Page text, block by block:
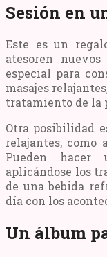
Sesión en
Este es un
atesoren
especial para
masajes
tratamiento de la
Otra posibilidad
relajantes, como
Pueden hacer
aplicándose los
de una bebida
día con los
Un álbum